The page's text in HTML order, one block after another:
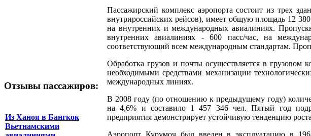
Отзывы пассажиров:
Из Ханоя в Бангкок
Вьетнамскими
Пассажирский комплекс аэропорта состоит из трех
внутрироссийских рейсов), имеет общую площадь 12
на внутренних и международных авиалиниях.
внутренних авиалиниях - 600 пасс/час, на
соответствующий всем международным стандартам.
Обработка грузов и почты осуществляется в
необходимыми средствами механизации
международных линиях.
В 2008 году (по отношению к предыдущему году)
на 4,6% и составило 1 457 346 чел. Пятый год
предприятия демонстрирует устойчивую тенденцию
Аэропорт Курумоч был введен в эксплуатацию в